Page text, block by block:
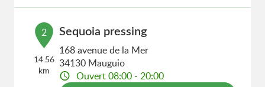
2
14.56
km
Sequoia pressing
168 avenue de la Mer
34130 Mauguio
Ouvert 08:00 - 20:00